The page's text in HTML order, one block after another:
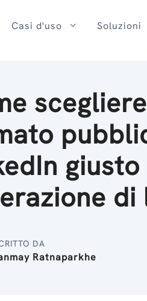
Casi d'uso Soluzioni
di
DA
Ratnaparkhe